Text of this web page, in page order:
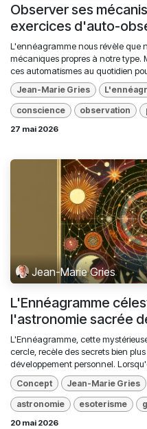
Observer ses
exercices d'auto-
L'ennéagramme nous révèle que
mécaniques propres à notre
ces automatismes au quotidien
Jean-Marie Gries
conscience observation
27 mai 2026
Jean-Marie Gries
L'Ennéagramme
l'astronomie sacrée
L'Ennéagramme, cette
cercle, recèle des secrets bien
développement personnel.
Concept Jean-Marie Gries
astronomie esoterisme
20 mai 2026